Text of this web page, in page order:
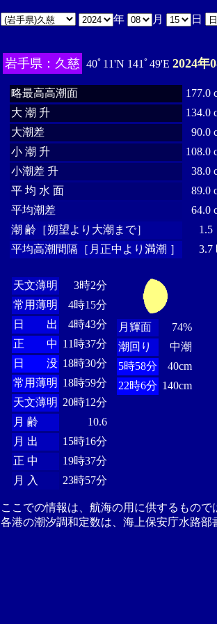
年 月 日
岩手県：久慈 40ﾟ11'N 141ﾟ49'E 2024年
略最高高潮面
177.0
大 潮 升
134.0
大潮差
90.0
小 潮 升
108.0
小潮差 升
38.0
平 均 水 面
89.0
平均潮差
64.0
潮 齢［朔望より大潮まで］
1.5
平均高潮間隔［月正中より満潮 ］
3.7
天文薄明
3時2分
常用薄明
4時15分
日 出
4時43分
正 中 11時37分
日 没 18時30分
常用薄明 18時59分
天文薄明 20時12分
月 齢
10.6
月 出
15時16分
正 中
19時37分
月 入
23時57分
月輝面
74%
潮回り
中潮
5時58分
40cm
22時6分 140cm
ここでの情報は、航海の用に供するもの
各港の潮汐調和定数は、海上保安庁水路